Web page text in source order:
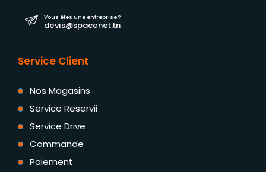
Vous êtes une entreprise ?
devis@spacenet.tn
Service Client
Nos Magasins
Service Reservii
Service Drive
Commande
Paiement